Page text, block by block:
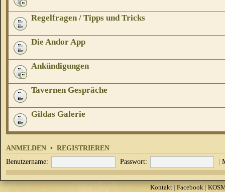
Regelfragen / Tipps und Tricks
Die Andor App
Ankündigungen
Tavernen Gespräche
Gildas Galerie
ANMELDEN • REGISTRIEREN
Benutzername: Passwort: |
Kontakt| Facebook|